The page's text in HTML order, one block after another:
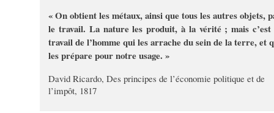
« On obtient les métaux, ainsi que tous les autres objets,
le travail. La nature les produit, à la vérité ; mais c’est
travail de l’homme qui les arrache du sein de la terre, et
les prépare pour notre usage. »
David Ricardo, Des principes de l’économie politique et de
l’impôt, 1817